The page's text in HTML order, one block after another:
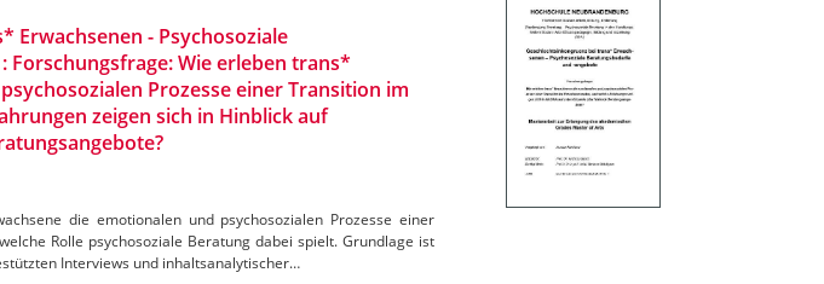
Erwachsenen - Psychosoziale
Forschungsfrage: Wie erleben trans*
Prozesse einer Transition im
zeigen sich in Hinblick auf
die emotionalen und psychosozialen Prozesse einer
Rolle psychosoziale Beratung dabei spielt. Grundlage ist
Interviews und inhaltsanalytischer…